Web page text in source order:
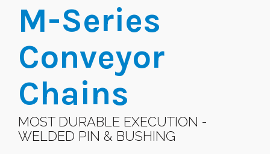
M-Series
Conveyor
Chains
MOST DURABLE EXECUTION -
WELDED PIN & BUSHING